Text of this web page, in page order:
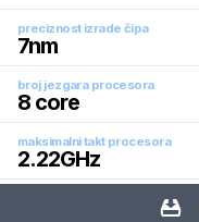
preciznost izrade čipa
7nm
broj jezgara procesora
8 core
maksimalni takt procesora
2.22GHz